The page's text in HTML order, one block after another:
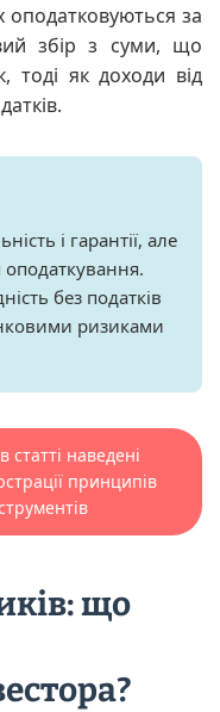
оподатковуються за
збір з суми, що
тоді як доходи від
і гарантії, але
без податків
ризиками
наведені
принципів
що